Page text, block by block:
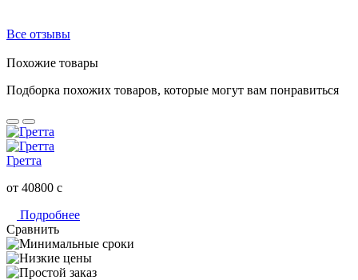
Все отзывы
Похожие товары
Подборка похожих товаров, которые могут вам понравиться
Гретта
от 40800 c
Подробнее
Сравнить